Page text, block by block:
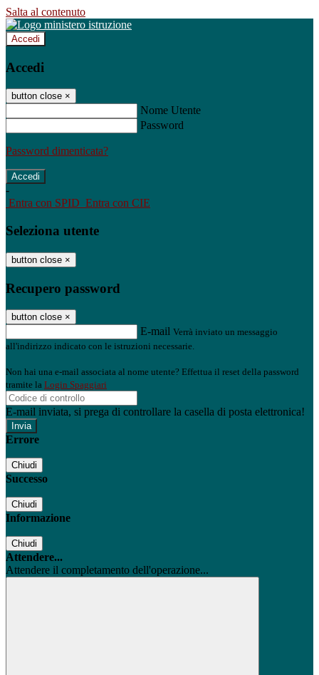
Salta al contenuto
Accedi
Accedi
button close ×
Nome Utente
Password
Password dimenticata?
-
Entra con SPID Entra con CIE
Seleziona utente
button close ×
Recupero password
button close ×
E-mail Verrà inviato un messaggio
all'indirizzo indicato con le istruzioni necessarie.
Non hai una e-mail associata al nome utente? Effettua il reset della password
tramite la Login Spaggiari
E-mail inviata, si prega di controllare la casella di posta elettronica!
Errore
Chiudi
Successo
Chiudi
Informazione
Chiudi
Attendere...
Attendere il completamento dell'operazione...